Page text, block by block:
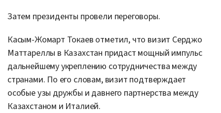
Затем президенты провели переговоры.
Касым-Жомарт Токаев отметил, что визит Серджо
Маттареллы в Казахстан придаст мощный импульс
дальнейшему укреплению сотрудничества между
странами. По его словам, визит подтверждает
особые узы дружбы и давнего партнерства между
Казахстаном и Италией.